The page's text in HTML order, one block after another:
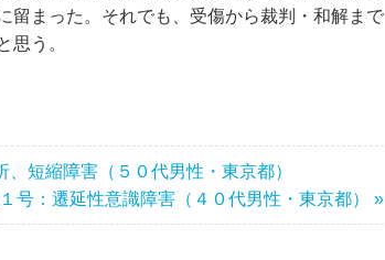
留まった。それでも、受傷から裁判・和解まで
思う。
短縮障害（５０代男性・東京都）
号：遷延性意識障害（４０代男性・東京都） »